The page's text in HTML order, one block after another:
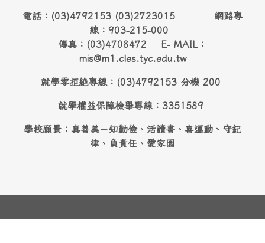
電話：(03)4792153 (03)2723015 網路專
線：903-215-000
傳真：(03)4708472 E- MAIL：
mis@m1.cles.tyc.edu.tw
就學零拒絶專線：(03)4792153 分機 200
就學權益保障檢舉專線：3351589
學校願景：真善美－知勤儉、活讀書、喜運動、守紀
律、負責任、愛家園